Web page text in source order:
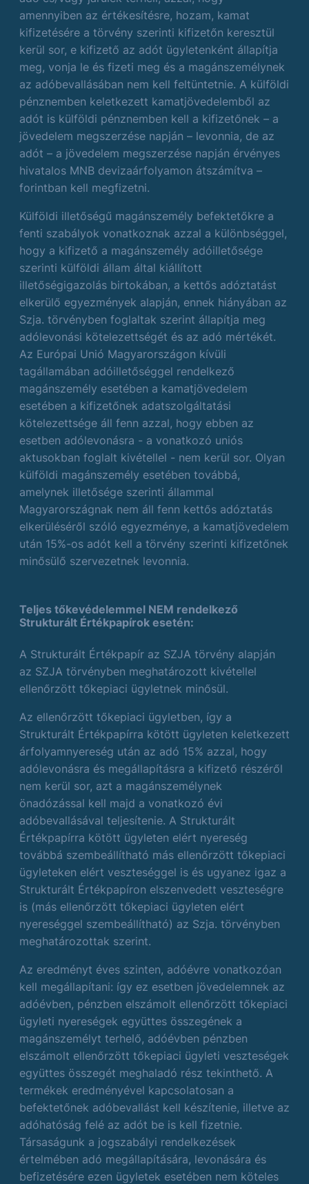
amennyiben az értékesítésre, hozam, kamat
kifizetésére a törvény szerinti kifizetőn keresztül
kerül sor, e kifizető az adót ügyletenként állapítja
meg, vonja le és fizeti meg és a magánszemélynek
az adóbevallásában nem kell feltüntetnie. A külföldi
pénznemben keletkezett kamatjövedelemből az
adót is külföldi pénznemben kell a kifizetőnek – a
jövedelem megszerzése napján – levonnia, de az
adót – a jövedelem megszerzése napján érvényes
hivatalos MNB devizaárfolyamon átszámítva –
forintban kell megfizetni.
Külföldi illetőségű magánszemély befektetőkre a
fenti szabályok vonatkoznak azzal a különbséggel,
hogy a kifizető a magánszemély adóilletősége
szerinti külföldi állam által kiállított
illetőségigazolás birtokában, a kettős adóztatást
elkerülő egyezmények alapján, ennek hiányában az
Szja. törvényben foglaltak szerint állapítja meg
adólevonási kötelezettségét és az adó mértékét.
Az Európai Unió Magyarországon kívüli
tagállamában adóilletőséggel rendelkező
magánszemély esetében a kamatjövedelem
esetében a kifizetőnek adatszolgáltatási
kötelezettsége áll fenn azzal, hogy ebben az
esetben adólevonásra - a vonatkozó uniós
aktusokban foglalt kivétellel - nem kerül sor. Olyan
külföldi magánszemély esetében továbbá,
amelynek illetősége szerinti állammal
Magyarországnak nem áll fenn kettős adóztatás
elkerüléséről szóló egyezménye, a kamatjövedelem
után 15%-os adót kell a törvény szerinti kifizetőnek
minősülő szervezetnek levonnia.
Teljes tőkevédelemmel NEM rendelkező
Strukturált Értékpapírok esetén:
A Strukturált Értékpapír az SZJA törvény alapján
az SZJA törvényben meghatározott kivétellel
ellenőrzött tőkepiaci ügyletnek minősül.
Az ellenőrzött tőkepiaci ügyletben, így a
Strukturált Értékpapírra kötött ügyleten keletkezett
árfolyamnyereség után az adó 15% azzal, hogy
adólevonásra és megállapításra a kifizető részéről
nem kerül sor, azt a magánszemélynek
önadózással kell majd a vonatkozó évi
adóbevallásával teljesítenie. A Strukturált
Értékpapírra kötött ügyleten elért nyereség
továbbá szembeállítható más ellenőrzött tőkepiaci
ügyleteken elért veszteséggel is és ugyanez igaz a
Strukturált Értékpapíron elszenvedett veszteségre
is (más ellenőrzött tőkepiaci ügyleten elért
nyereséggel szembeállítható) az Szja. törvényben
meghatározottak szerint.
Az eredményt éves szinten, adóévre vonatkozóan
kell megállapítani: így ez esetben jövedelemnek az
adóévben, pénzben elszámolt ellenőrzött tőkepiaci
ügyleti nyereségek együttes összegének a
magánszemélyt terhelő, adóévben pénzben
elszámolt ellenőrzött tőkepiaci ügyleti veszteségek
együttes összegét meghaladó rész tekinthető. A
termékek eredményével kapcsolatosan a
befektetőnek adóbevallást kell készítenie, illetve az
adóhatóság felé az adót be is kell fizetnie.
Társaságunk a jogszabályi rendelkezések
értelmében adó megállapítására, levonására és
befizetésére ezen ügyletek esetében nem köteles